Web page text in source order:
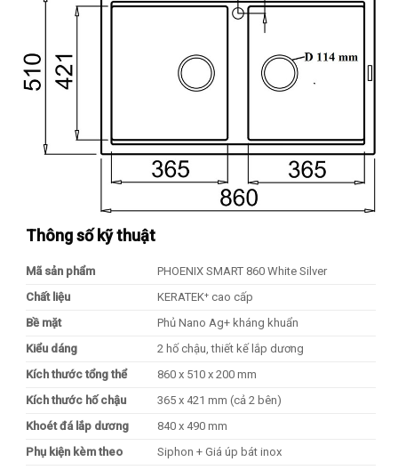
Thông số kỹ thuật
Mã sản phẩm
PHOENIX SMART 860 White Silver
Chất liệu
KERATEK⁺ cao cấp
Bề mặt
Phủ Nano Ag+ kháng khuẩn
Kiểu dáng
2 hố chậu, thiết kế lắp dương
Kích thước tổng thể
860 x 510 x 200 mm
Kích thước hố chậu
365 x 421 mm (cả 2 bên)
Khoét đá lắp dương
840 x 490 mm
Phụ kiện kèm theo
Siphon + Giá úp bát inox